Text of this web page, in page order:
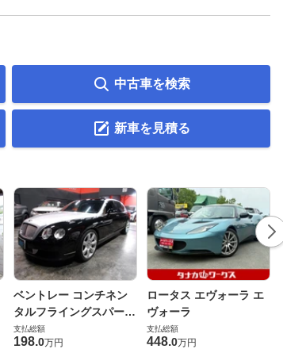
中古車を検索
新車を見積る
ベントレー コンチネン
タルフライングスパー
6.0 4WD
支払総額
198.0万円
ロータス エヴォーラ エ
ヴォーラ
支払総額
448.0万円